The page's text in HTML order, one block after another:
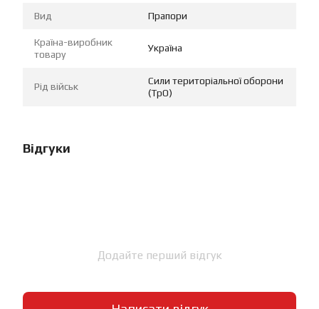
Вид Прапори
Країна-виробник
товару
Україна
Рід військ
Сили територіальної оборони
(ТрО)
Відгуки
Додайте перший відгук